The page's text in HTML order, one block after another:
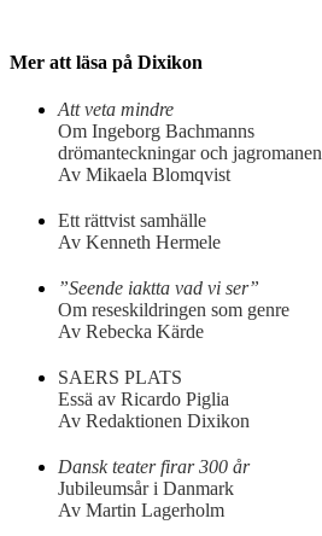
Mer att läsa på Dixikon
Att veta mindre
Om Ingeborg Bachmanns
drömanteckningar och jagromanen
Av Mikaela Blomqvist
Ett rättvist samhälle
Av Kenneth Hermele
”Seende iaktta vad vi ser”
Om reseskildringen som genre
Av Rebecka Kärde
SAERS PLATS
Essä av Ricardo Piglia
Av Redaktionen Dixikon
Dansk teater firar 300 år
Jubileumsår i Danmark
Av Martin Lagerholm